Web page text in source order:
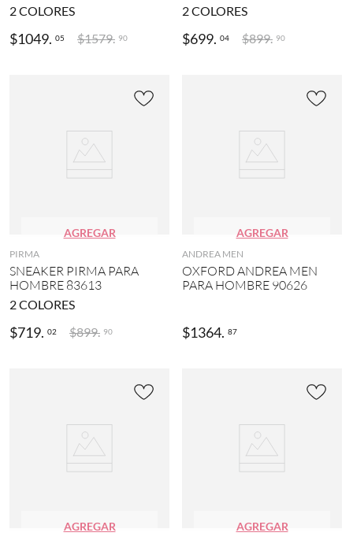
2COLORES
$1049. 05 $1579. 90
2COLORES
$699. 04 $899. 90
AGREGAR
PIRMA
SNEAKER PIRMA PARA
HOMBRE 83613
2COLORES
$719. 02 $899. 90
AGREGAR
ANDREA MEN
OXFORD ANDREA MEN
PARA HOMBRE 90626
$1364. 87
AGREGAR AGREGAR